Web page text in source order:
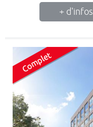
+ d'infos